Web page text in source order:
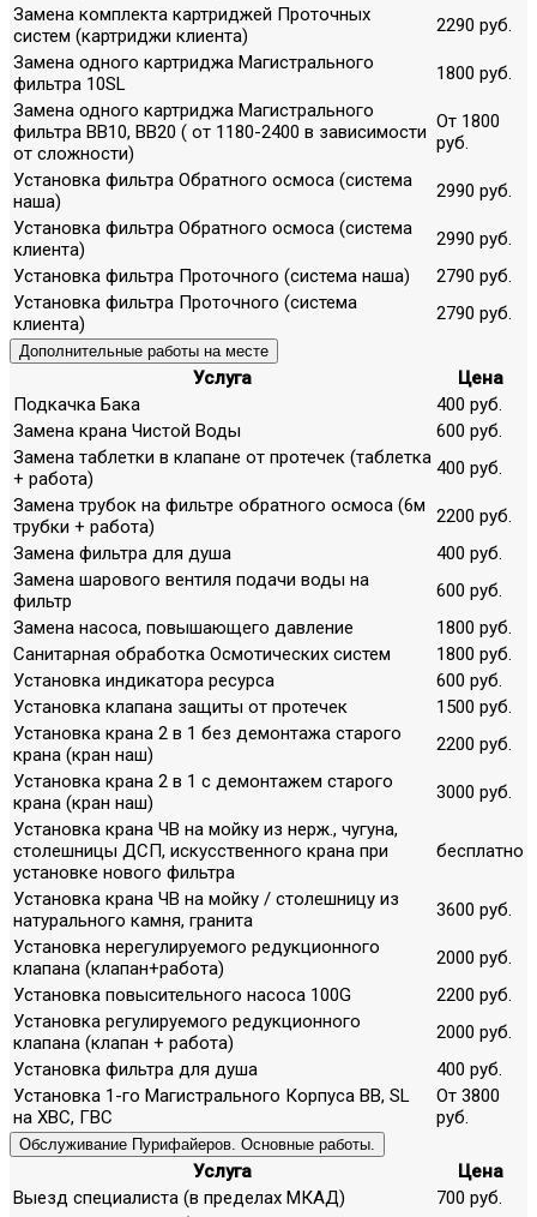
Замена комплекта картриджей Проточных
систем (картриджи клиента)
2290 руб.
Замена одного картриджа Магистрального
фильтра 10SL
1800 руб.
Замена одного картриджа Магистрального
фильтра ВВ10, ВВ20 ( от 1180-2400 в зависимости
от сложности)
От 1800
руб.
Установка фильтра Обратного осмоса (система
наша)
2990 руб.
Установка фильтра Обратного осмоса (система
клиента)
2990 руб.
Установка фильтра Проточного (система наша)
2790 руб.
Установка фильтра Проточного (система
клиента)
2790 руб.
Дополнительные работы на месте
Услуга
Цена
Подкачка Бака
400 руб.
Замена крана Чистой Воды
600 руб.
Замена таблетки в клапане от протечек (таблетка
+ работа)
400 руб.
Замена трубок на фильтре обратного осмоса (6м
трубки + работа)
2200 руб.
Замена фильтра для душа
400 руб.
Замена шарового вентиля подачи воды на
фильтр
600 руб.
Замена насоса, повышающего давление
1800 руб.
Санитарная обработка Осмотических систем
1800 руб.
Установка индикатора ресурса
600 руб.
Установка клапана защиты от протечек
1500 руб.
Установка крана 2 в 1 без демонтажа старого
крана (кран наш)
2200 руб.
Установка крана 2 в 1 с демонтажем старого
крана (кран наш)
3000 руб.
Установка крана ЧВ на мойку из нерж., чугуна,
столешницы ДСП, искусственного крана при
установке нового фильтра
бесплатно
Установка крана ЧВ на мойку / столешницу из
натурального камня, гранита
3600 руб.
Установка нерегулируемого редукционного
клапана (клапан+работа)
2000 руб.
Установка повысительного насоса 100G
2200 руб.
Установка регулируемого редукционного
клапана (клапан + работа)
2000 руб.
Установка фильтра для душа
400 руб.
Установка 1-го Магистрального Корпуса ВВ, SL
на ХВС, ГВС
От 3800
руб.
Обслуживание Пурифайеров. Основные работы.
Услуга
Цена
Выезд специалиста (в пределах МКАД)
700 руб.